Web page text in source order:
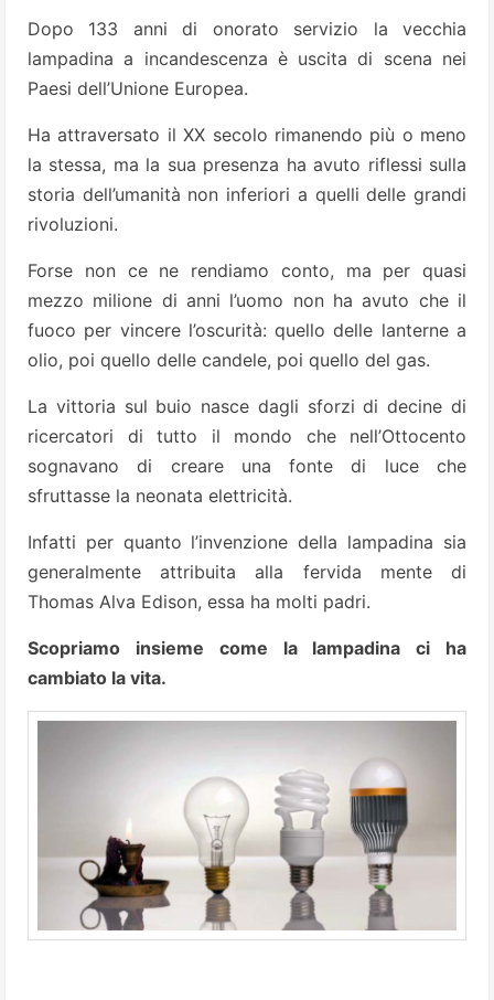
Dopo 133 anni di onorato servizio la vecchia
lampadina a incandescenza è uscita di scena nei
Paesi dell’Unione Europea.
Ha attraversato il XX secolo rimanendo più o meno
la stessa, ma la sua presenza ha avuto riflessi sulla
storia dell’umanità non inferiori a quelli delle grandi
rivoluzioni.
Forse non ce ne rendiamo conto, ma per quasi
mezzo milione di anni l’uomo non ha avuto che il
fuoco per vincere l’oscurità: quello delle lanterne a
olio, poi quello delle candele, poi quello del gas.
La vittoria sul buio nasce dagli sforzi di decine di
ricercatori di tutto il mondo che nell’Ottocento
sognavano di creare una fonte di luce che
sfruttasse la neonata elettricità.
Infatti per quanto l’invenzione della lampadina sia
generalmente attribuita alla fervida mente di
Thomas Alva Edison, essa ha molti padri.
Scopriamo insieme come la lampadina ci ha
cambiato la vita.